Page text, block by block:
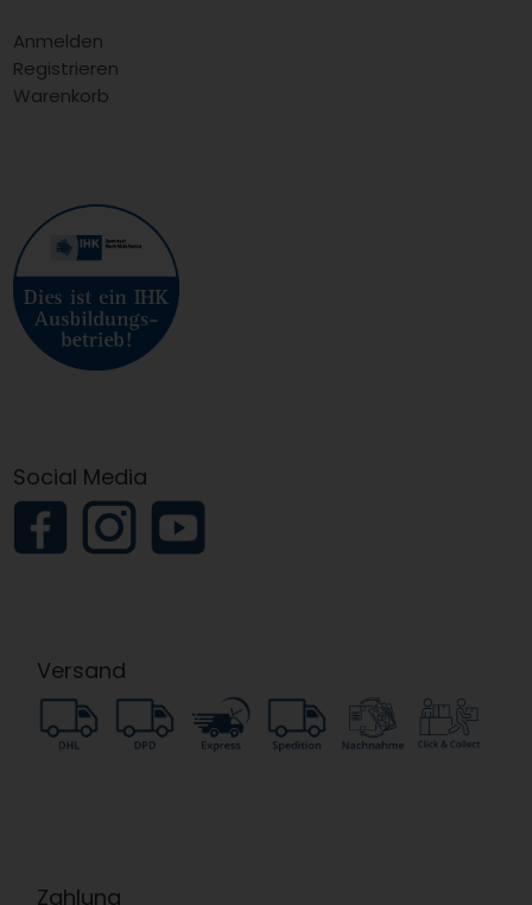
Anmelden
Registrieren
Warenkorb
Social Media
Versand
Zahlung